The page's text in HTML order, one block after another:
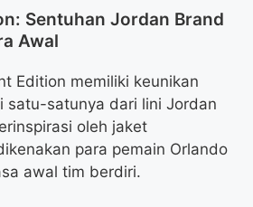
Sentuhan Jordan Brand
Awal
Edition memiliki keunikan
satu-satunya dari lini Jordan
oleh jaket
para pemain Orlando
awal tim berdiri.